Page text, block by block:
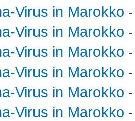
Virus in Marokko
Virus in Marokko
Virus in Marokko
Virus in Marokko
Virus in Marokko
Virus in Marokko